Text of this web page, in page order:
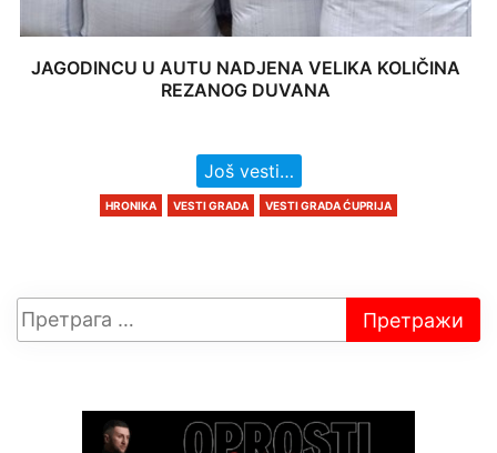
JAGODINCU U AUTU NADJENA VELIKA KOLIČINA
REZANOG DUVANA
Još vesti…
HRONIKA VESTI GRADA VESTI GRADA ĆUPRIJA